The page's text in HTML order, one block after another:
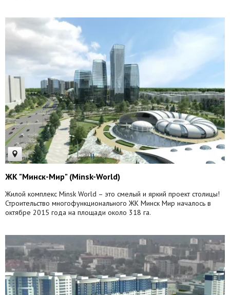
ЖК "Минск-Мир" (Minsk-World)
Жилой комплекс Minsk World – это смелый и яркий проект столицы!
Строительство многофункционального ЖК Минск Мир началось в
октябре 2015 года на площади около 318 га.